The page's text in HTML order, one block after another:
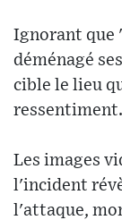
Ignorant que
déménagé
cible le lieu
ressentiment.
Les images
l'incident
l'attaque,